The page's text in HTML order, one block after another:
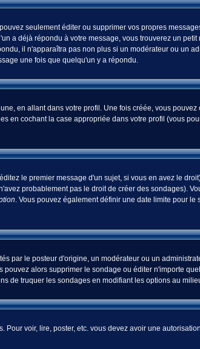
seulement éditer ou supprimer vos propres
a déjà répondu à votre message, vous trouverez un
il n'apparaîtra pas non plus si un modérateur ou un
une fois que quelqu'un y a répondu.
en allant dans votre profil. Une fois créée, vous
en cochant la case appropriée dans votre profil (vous
le premier message d'un sujet, si vous en avez le
probablement pas le droit de créer des sondages).
. Vous pouvez également définir une date limite pour
par le posteur d'origine, un modérateur ou un
alors supprimer le sondage ou éditer n'importe
de truquer les sondages en modifiant les options au
voir, lire, poster, etc. vous devez avoir une